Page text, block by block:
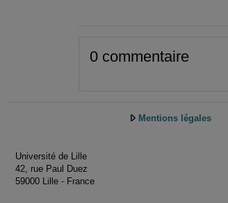
0 commentaire
Université de Lille
42, rue Paul Duez
59000 Lille - France
Mentions légales